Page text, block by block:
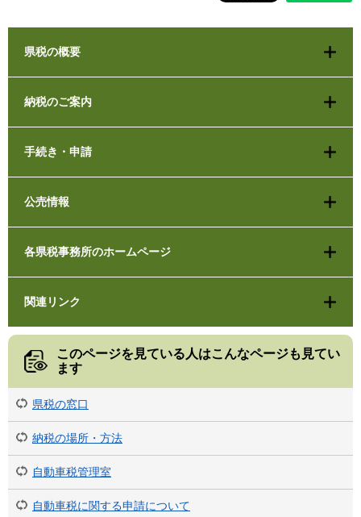
県税の概要
納税のご案内
手続き・申請
公売情報
各県税事務所のホームページ
関連リンク
このページを見ている人はこんなページも見てい
ます
県税の窓口
納税の場所・方法
自動車税管理室
自動車税に関する申請について